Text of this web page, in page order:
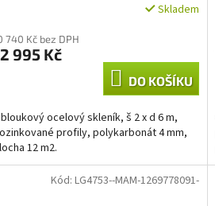
M
Skladem
740 Kč bez DPH
995 Kč
DO KOŠÍKU
ocelový skleník, š 2 x d 6 m,
profily, polykarbonát 4 mm,
12 m2.
Kód: LG4753--MAM-1269778091-